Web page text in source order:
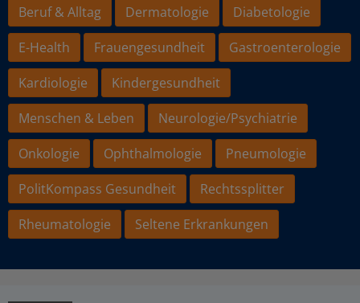
Beruf & Alltag Dermatologie
Diabetologie
E-Health
Frauengesundheit
Gastroenterologie
Kardiologie
Kindergesundheit
Menschen & Leben
Neurologie/Psychiatrie
Onkologie
Ophthalmologie
Pneumologie
PolitKompass Gesundheit
Rechtssplitter
Rheumatologie
Seltene Erkrankungen